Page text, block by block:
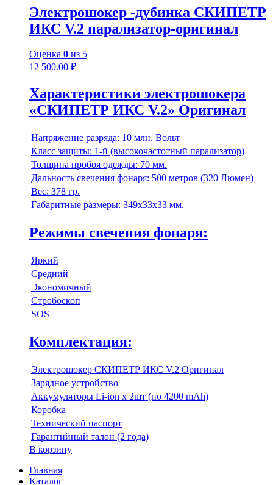
Электрошокер -дубинка СКИПЕТР
ИКС V.2 парализатор-оригинал
Оценка 0 из 5
12 500.00 ₽
Характеристики электрошокера
«СКИПЕТР ИКС V.2» Оригинал
Напряжение разряда: 10 млн. Вольт
Класс защиты: 1-й (высокочастотный парализатор)
Толщина пробоя одежды: 70 мм.
Дальность свечения фонаря: 500 метров (320 Люмен)
Вес: 378 гр.
Габаритные размеры: 349x33x33 мм.
Режимы свечения фонаря:
Яркий
Средний
Экономичный
Стробоскоп
SOS
Комплектация:
Электрошокер СКИПЕТР ИКС V.2 Оригинал
Зарядное устройство
Аккумуляторы Li-ion x 2шт (по 4200 mAh)
Коробка
Технический паспорт
Гарантийный талон (2 года)
В корзину
Главная
Каталог